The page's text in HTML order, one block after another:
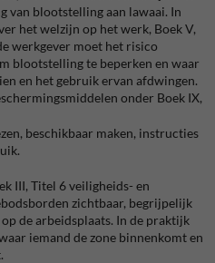
van blootstelling aan lawaai. In
het welzijn op het werk, Boek V,
werkgever moet het risico
blootstelling te beperken en waar
en het gebruik ervan afdwingen.
onder Boek IX,
beschikbaar maken, instructies
III, Titel 6 veiligheids- en
zichtbaar, begrijpelijk
de arbeidsplaats. In de praktijk
iemand de zone binnenkomt en